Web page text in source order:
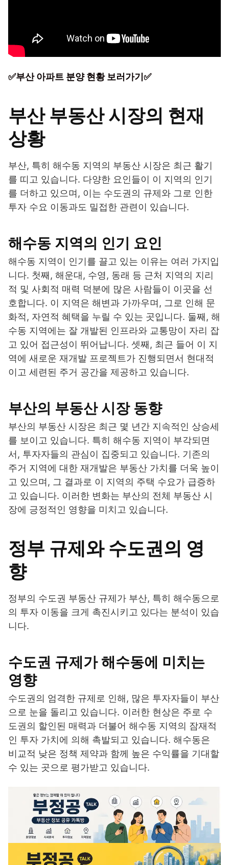
✅부산 아파트 분양 현황 보러가기✅
부산 부동산 시장의 현재
상황
부산, 특히 해수동 지역의 부동산 시장은 최근 활기
를 띠고 있습니다. 다양한 요인들이 이 지역의 인기
를 더하고 있으며, 이는 수도권의 규제와 그로 인한
투자 수요 이동과도 밀접한 관련이 있습니다.
해수동 지역의 인기 요인
해수동 지역이 인기를 끌고 있는 이유는 여러 가지입
니다. 첫째, 해운대, 수영, 동래 등 근처 지역의 지리
적 및 사회적 매력 덕분에 많은 사람들이 이곳을 선
호합니다. 이 지역은 해변과 가까우며, 그로 인해 문
화적, 자연적 혜택을 누릴 수 있는 곳입니다. 둘째, 해
수동 지역에는 잘 개발된 인프라와 교통망이 자리 잡
고 있어 접근성이 뛰어납니다. 셋째, 최근 들어 이 지
역에 새로운 재개발 프로젝트가 진행되면서 현대적
이고 세련된 주거 공간을 제공하고 있습니다.
부산의 부동산 시장 동향
부산의 부동산 시장은 최근 몇 년간 지속적인 상승세
를 보이고 있습니다. 특히 해수동 지역이 부각되면
서, 투자자들의 관심이 집중되고 있습니다. 기존의
주거 지역에 대한 재개발은 부동산 가치를 더욱 높이
고 있으며, 그 결과로 이 지역의 주택 수요가 급증하
고 있습니다. 이러한 변화는 부산의 전체 부동산 시
장에 긍정적인 영향을 미치고 있습니다.
정부 규제와 수도권의 영
향
정부의 수도권 부동산 규제가 부산, 특히 해수동으로
의 투자 이동을 크게 촉진시키고 있다는 분석이 있습
니다.
수도권 규제가 해수동에 미치는
영향
수도권의 엄격한 규제로 인해, 많은 투자자들이 부산
으로 눈을 돌리고 있습니다. 이러한 현상은 주로 수
도권의 할인된 매력과 더불어 해수동 지역의 잠재적
인 투자 가치에 의해 촉발되고 있습니다. 해수동은
비교적 낮은 정책 제약과 함께 높은 수익률을 기대할
수 있는 곳으로 평가받고 있습니다.